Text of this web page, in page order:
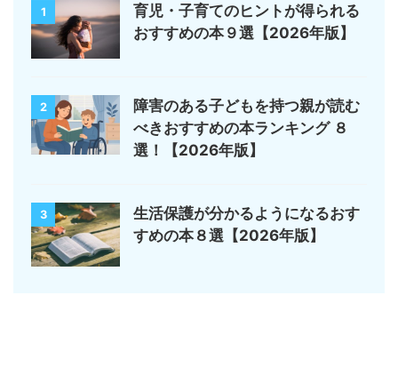
1
育児・子育てのヒントが得られる
おすすめの本９選【2026年版】
2
障害のある子どもを持つ親が読む
べきおすすめの本ランキング ８
選！【2026年版】
3
生活保護が分かるようになるおす
すめの本８選【2026年版】